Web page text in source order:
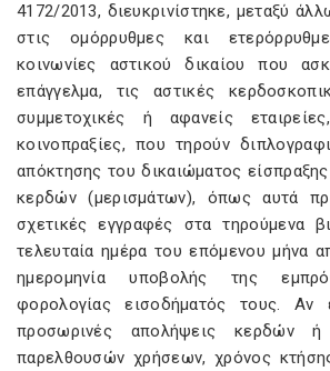
4172/2013, διευκρινίστηκε, μεταξύ
στις ομόρρυθμες και
κοινωνίες αστικού δικαίου που
επάγγελμα, τις αστικές
συμμετοχικές ή αφανείς
κοινοπραξίες, που τηρούν
απόκτησης του δικαιώματος
κερδών (μερισμάτων), όπως αυτά
σχετικές εγγραφές στα τηρούμενα
τελευταία ημέρα του επόμενου μήνα
ημερομηνία υποβολής της
φορολογίας εισοδήματός τους. Αν
προσωρινές απολήψεις κερδών
παρελθουσών χρήσεων, χρόνος